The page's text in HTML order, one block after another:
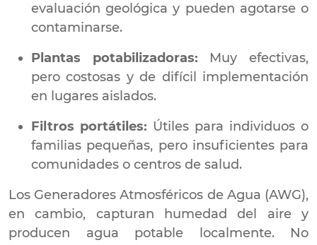
evaluación geológica y pueden agotarse o
contaminarse.
Plantas potabilizadoras: Muy efectivas,
pero costosas y de difícil implementación
en lugares aislados.
Filtros portátiles: Útiles para individuos o
familias pequeñas, pero insuficientes para
comunidades o centros de salud.
Los Generadores Atmosféricos de Agua (AWG),
en cambio, capturan humedad del aire y
producen agua potable localmente. No